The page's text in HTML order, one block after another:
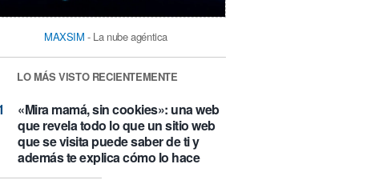
MAXSIM - La nube agéntica
LO MÁS VISTO RECIENTEMENTE
«Mira mamá, sin cookies»: una web
que revela todo lo que un sitio web
que se visita puede saber de ti y
además te explica cómo lo hace